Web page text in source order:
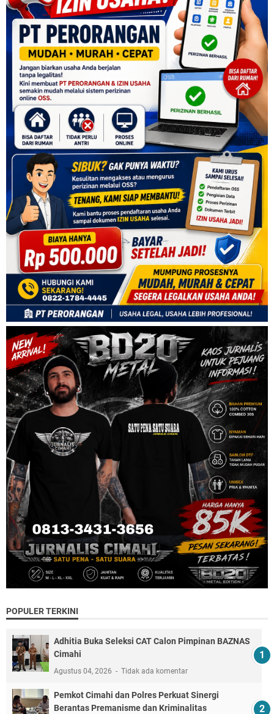
POPULER TERKINI
Adhitia Buka Seleksi CAT Calon Pimpinan BAZNAS
Cimahi
Agustus 04, 2026 Tidak ada komentar
Pemkot Cimahi dan Polres Perkuat Sinergi
Berantas Premanisme dan Kriminalitas